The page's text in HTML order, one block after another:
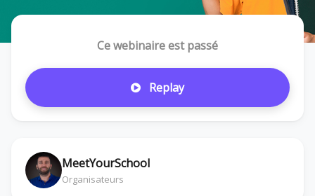
Ce webinaire est passé
Replay
MeetYourSchool
Organisateurs